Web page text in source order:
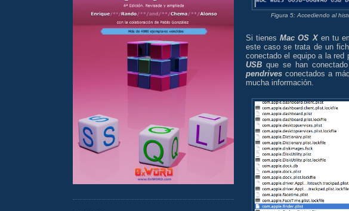
Figura 5: Accediendo al
Si tienesMac OS Xen tu
este caso se trata de un
conectado el equipo a la red
USB que se han
pendrives conectados a
mucha información.